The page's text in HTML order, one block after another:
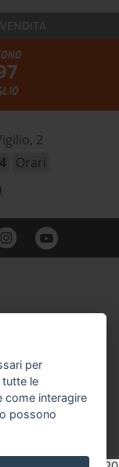
2
Orari
per
le
come interagire
possono